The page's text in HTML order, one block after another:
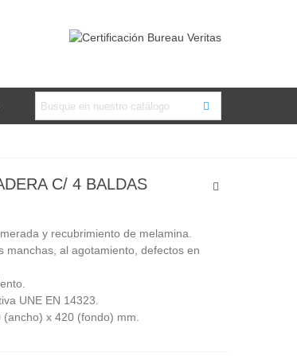
C/ 4 BALDAS
y recubrimiento de melamina.
manchas, al agotamiento, defectos en
UNE EN 14323.
x 420 (fondo) mm.